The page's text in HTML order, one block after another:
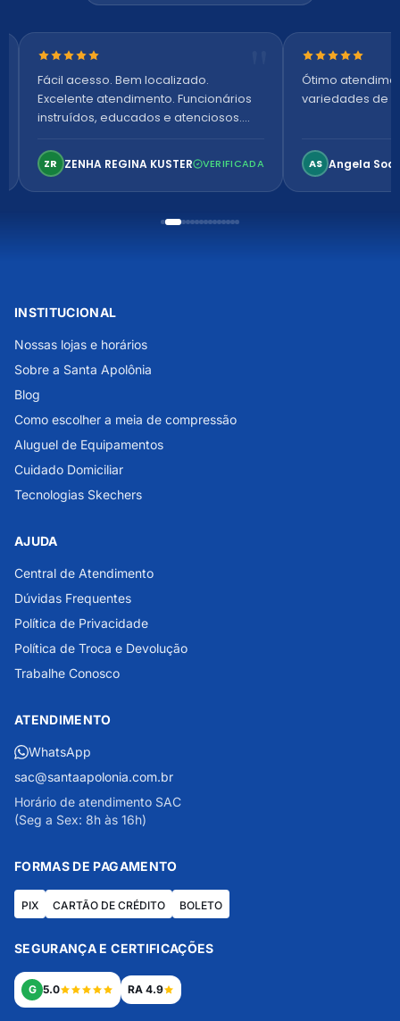
Nota 5 de 5 estrelas
Fácil acesso. Bem localizado.
Excelente atendimento. Funcionários
instruídos, educados e atenciosos.
confortável. Perfeito!
ZR ZENHA REGINA KUSTER VERIFICADA
Nota 5 de 5
Ótimo
variedades de
AS Angela
INSTITUCIONAL
Nossas lojas e horários
Sobre a Santa Apolônia
Blog
Como escolher a meia de compressão
Aluguel de Equipamentos
Cuidado Domiciliar
Tecnologias Skechers
AJUDA
Central de Atendimento
Dúvidas Frequentes
Política de Privacidade
Política de Troca e Devolução
Trabalhe Conosco
ATENDIMENTO
WhatsApp
sac@santaapolonia.com.br
Horário de atendimento SAC
(Seg a Sex: 8h às 16h)
FORMAS DE PAGAMENTO
PIX CARTÃO DE CRÉDITO BOLETO
SEGURANÇA E CERTIFICAÇÕES
G 5.0 RA 4.9